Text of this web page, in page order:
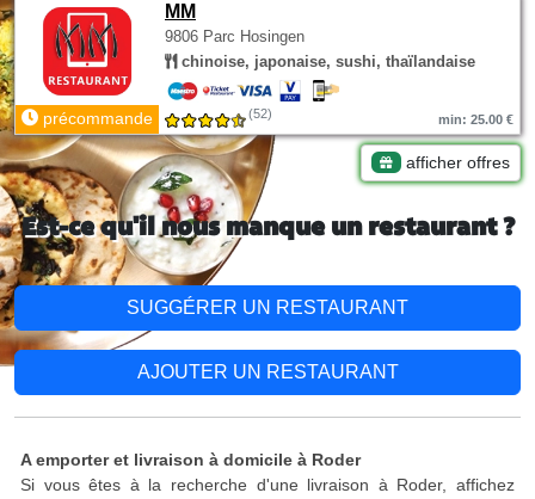
MM
9806 Parc Hosingen
chinoise, japonaise, sushi, thaïlandaise
précommande (52) min: 25.00 €
afficher offres
Est-ce qu'il nous manque un restaurant ?
SUGGÉRER UN RESTAURANT
AJOUTER UN RESTAURANT
A emporter et livraison à domicile à Roder
Si vous êtes à la recherche d'une livraison à Roder, affichez